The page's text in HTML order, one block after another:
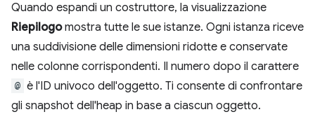
Quando espandi un costruttore, la visualizzazione
Riepilogomostra tutte le sue istanze. Ogni istanza riceve
una suddivisione delle dimensioni ridotte e conservate
nelle colonne corrispondenti. Il numero dopo il carattere
@ è l'ID univoco dell'oggetto. Ti consente di confrontare
gli snapshot dell'heap in base a ciascun oggetto.